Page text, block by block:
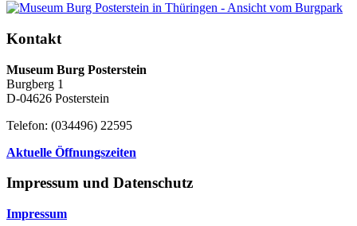
Kontakt
Museum Burg Posterstein
Burgberg 1
D-04626 Posterstein
Telefon: (034496) 22595
Aktuelle Öffnungszeiten
Impressum und Datenschutz
Impressum